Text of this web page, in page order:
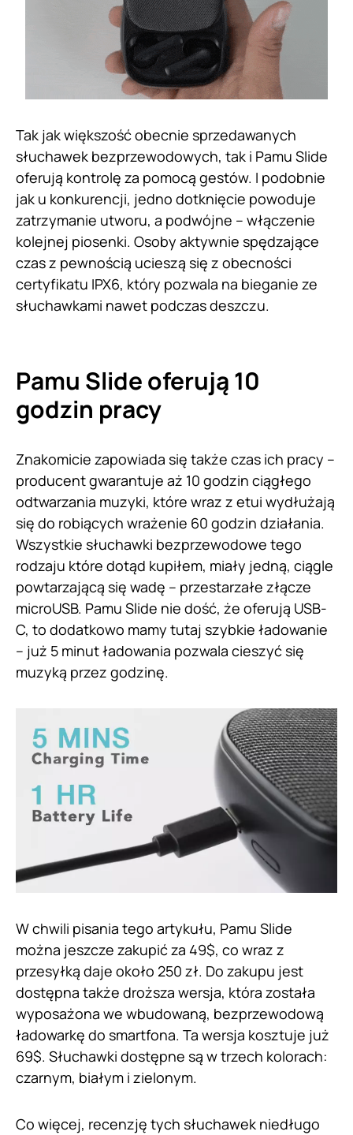
Tak jak większość obecnie sprzedawanych
słuchawek bezprzewodowych, tak i Pamu Slide
oferują kontrolę za pomocą gestów. I podobnie
jak u konkurencji, jedno dotknięcie powoduje
zatrzymanie utworu, a podwójne – włączenie
kolejnej piosenki. Osoby aktywnie spędzające
czas z pewnością ucieszą się z obecności
certyfikatu IPX6, który pozwala na bieganie ze
słuchawkami nawet podczas deszczu.
Pamu Slide oferują 10
godzin pracy
Znakomicie zapowiada się także czas ich pracy –
producent gwarantuje aż 10 godzin ciągłego
odtwarzania muzyki, które wraz z etui wydłużają
się do robiących wrażenie 60 godzin działania.
Wszystkie słuchawki bezprzewodowe tego
rodzaju które dotąd kupiłem, miały jedną, ciągle
powtarzającą się wadę – przestarzałe złącze
microUSB. Pamu Slide nie dość, że oferują USB-
C, to dodatkowo mamy tutaj szybkie ładowanie
– już 5 minut ładowania pozwala cieszyć się
muzyką przez godzinę.
W chwili pisania tego artykułu, Pamu Slide
można jeszcze zakupić za 49$, co wraz z
przesyłką daje około 250 zł. Do zakupu jest
dostępna także droższa wersja, która została
wyposażona we wbudowaną, bezprzewodową
ładowarkę do smartfona. Ta wersja kosztuje już
69$. Słuchawki dostępne są w trzech kolorach:
czarnym, białym i zielonym.
Co więcej, recenzję tych słuchawek niedługo